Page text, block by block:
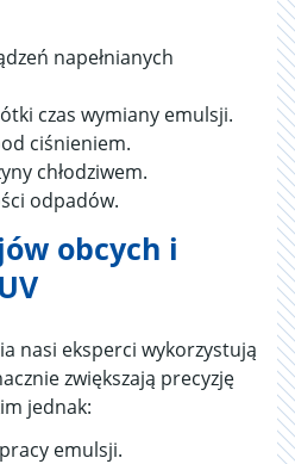
napełnianych
czas wymiany emulsji.
ciśnieniem.
chłodziwem.
odpadów.
obcych i
nasi eksperci wykorzystują
zwiększają precyzję
jednak:
emulsji.